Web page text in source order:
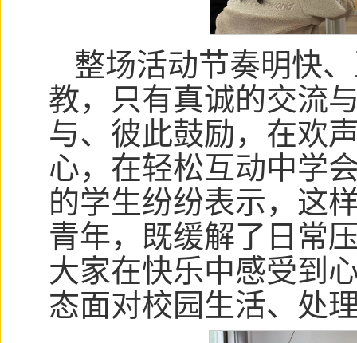
整场活动节奏明快
教，只有真诚的交流
与、彼此鼓励，在欢
心，在轻松互动中学
的学生纷纷表示，这
青年，既缓解了日常
大家在快乐中感受到
态面对校园生活、处